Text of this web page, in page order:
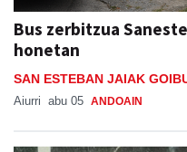
Bus zerbitzua
honetan
SAN ESTEBAN JAIAK
Aiurri abu 05 ANDOAIN